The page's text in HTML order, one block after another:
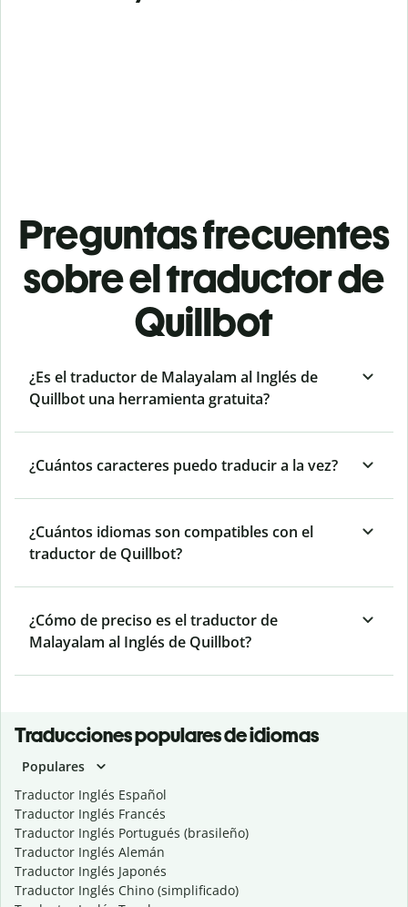
Preguntas frecuentes
sobre el traductor de
Quillbot
¿Es el traductor de Malayalam al Inglés de
Quillbot una herramienta gratuita?
¿Cuántos caracteres puedo traducir a la vez?
¿Cuántos idiomas son compatibles con el
traductor de Quillbot?
¿Cómo de preciso es el traductor de
Malayalam al Inglés de Quillbot?
Traducciones populares de idiomas
Populares
Traductor Inglés Español
Traductor Inglés Francés
Traductor Inglés Portugués (brasileño)
Traductor Inglés Alemán
Traductor Inglés Japonés
Traductor Inglés Chino (simplificado)